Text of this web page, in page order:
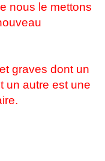
nous le mettons
graves dont un
un autre est une